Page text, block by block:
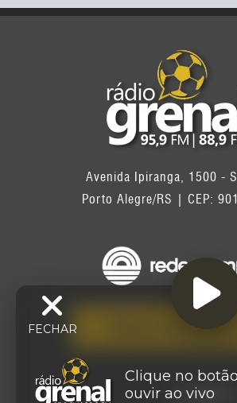
Avenida Ipiranga, 1500 -
Porto Alegre/RS | CEP:
FALE
© 2026
FECHAR
Clique no
ouvir ao vivo